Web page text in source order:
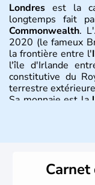
Londres est la
longtemps fait
Commonwealth. L'
2020 (le fameux
la frontière entre l'
l'île d'Irlande
constitutive du
terrestre
Sa monnaie est la
instable avec de
Histoire et
Carnet